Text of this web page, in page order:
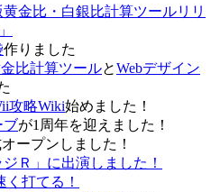
金比・白銀比計算ツールリリ
作りました
比計算ツールとWebデザイン
攻略Wiki始めました！
ブが1周年を迎えました！
ープンしました！
Ｒ」に出演しました！
く打てる！